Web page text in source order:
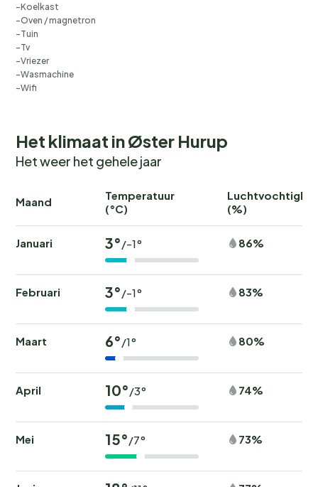
Koelkast
Oven / magnetron
Tuin
Tv
Vriezer
Wasmachine
Wifi
Het klimaat in Øster Hurup
Het weer het gehele jaar
Maand
Temperatuur
(°C)
(%)
Januari 3°/-1° 86%
Februari 3°/-1° 83%
Maart 6°/1° 80%
April 10°/3° 74%
Mei 15°/7° 73%